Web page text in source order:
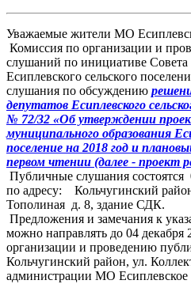
Уважаемые жители МО
Комиссия по организации и
слушаний по инициативе Совета
Есиплевского сельского
слушания по обсуждению
депутатов Есиплевского
№ 72/32 «Об утверждении
муниципального образования
поселение на 2018 год и
первом чтении (далее - проект
Публичные слушания состоятся
по адресу: Кольчугинский
Тополиная д. 8, здание СДК.
Предложения и замечания к
можно направлять до 04
организации и проведению
Кольчугинский район, ул.
администрации МО Есиплевское